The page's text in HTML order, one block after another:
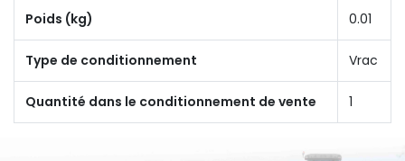
Poids (kg) 0.01
Type de conditionnement Vrac
Quantité dans le conditionnement de vente 1